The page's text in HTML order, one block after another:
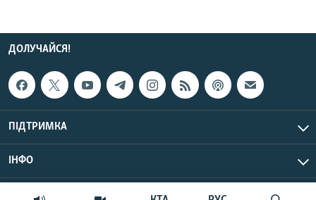
ДОЛУЧАЙСЯ!
ПІДТРИМКА
ІНФО
© Крим.Реалії, 2026 | Усі права застережено.